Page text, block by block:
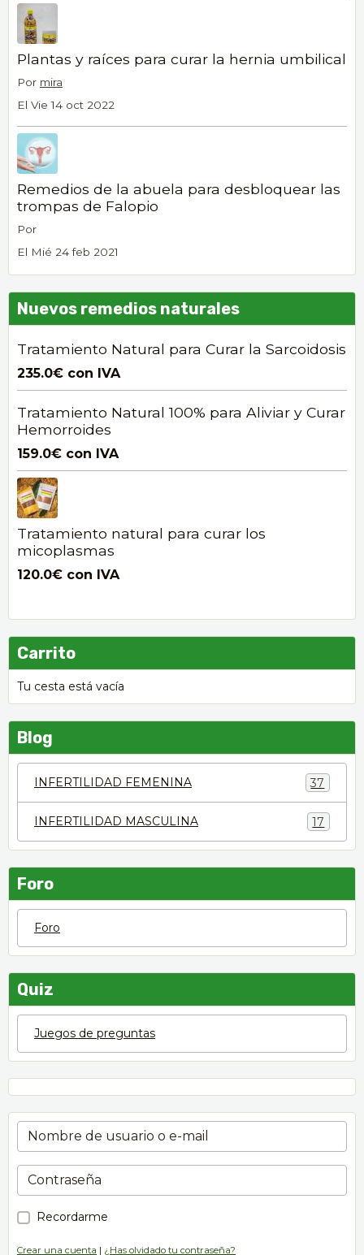
Plantas y raíces para curar la hernia umbilical
Por mira
El Vie 14 oct 2022
Remedios de la abuela para desbloquear las
trompas de Falopio
Por
El Mié 24 feb 2021
Nuevos remedios naturales
Tratamiento Natural para Curar la Sarcoidosis
235.0€ con IVA
Tratamiento Natural 100% para Aliviar y Curar
Hemorroides
159.0€ con IVA
Tratamiento natural para curar los
micoplasmas
120.0€ con IVA
Carrito
Tu cesta está vacía
Blog
INFERTILIDAD FEMENINA 37
INFERTILIDAD MASCULINA 17
Foro
Foro
Quiz
Juegos de preguntas
Recordarme
Crear una cuenta | ¿Has olvidado tu contraseña?